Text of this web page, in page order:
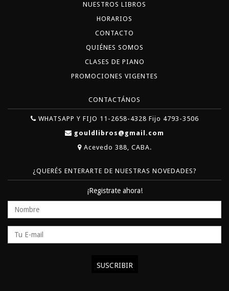
NUESTROS LIBROS
HORARIOS
CONTACTO
QUIÉNES SOMOS
CLASES DE PIANO
PROMOCIONES VIGENTES
CONTACTÁNOS
WHATSAPP Y FIJO 11-2658-4328 Fijo 4793-3506
gouldlibros@gmail.com
Acevedo 388, CABA.
¿QUERÉS ENTERARTE DE NUESTRAS NOVEDADES?
¡Registrate ahora!